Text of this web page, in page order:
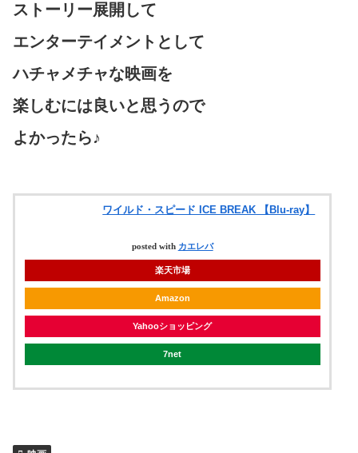
ストーリー展開して
エンターテイメントとして
ハチャメチャな映画を
楽しむには良いと思うので
よかったら♪
ワイルド・スピード ICE BREAK 【Blu-ray】
posted with カエレバ
楽天市場
Amazon
Yahooショッピング
7net